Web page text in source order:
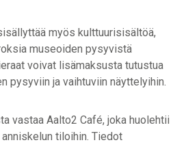
myös kulttuurisisältöä,
museoiden pysyvistä
voivat lisämaksusta tutustua
pysyviin ja vaihtuviin näyttelyihin.
vastaa Aalto2 Café, joka huolehtii
tiloihin. Tiedot